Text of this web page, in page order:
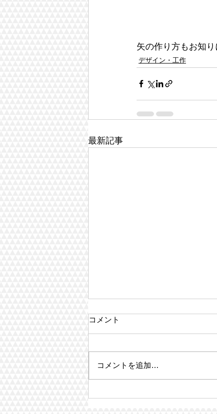
矢の作り方もお知
デザイン・工作
最新記事
コメント
コメントを追加…